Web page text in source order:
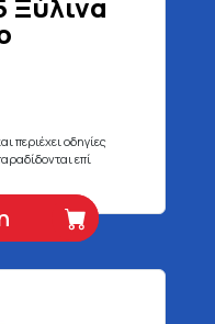
60 x 28
περιέχει οδηγίες
επί